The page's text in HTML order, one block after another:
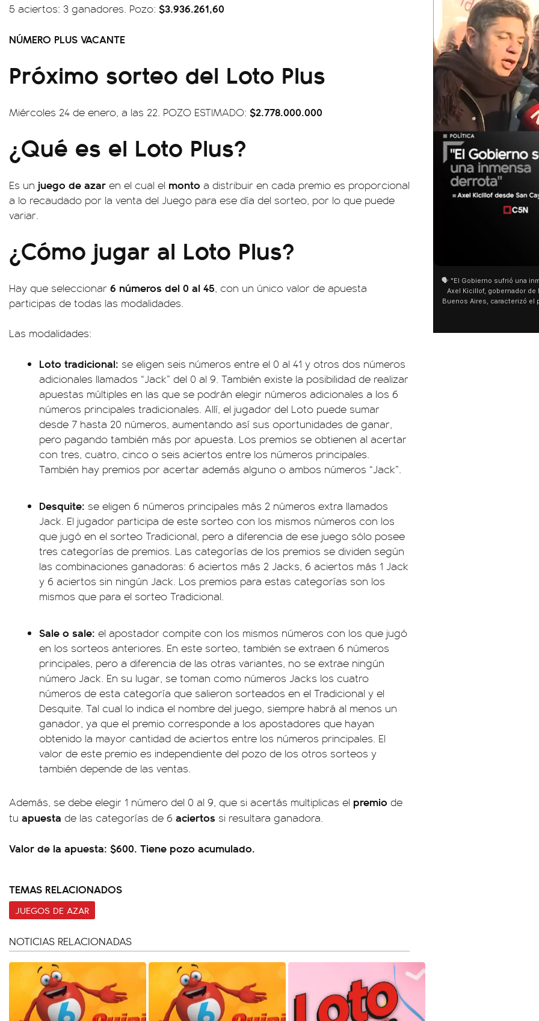
5 aciertos: 3 ganadores. Pozo: $3.936.261,60
NÚMERO PLUS VACANTE
Próximo sorteo del Loto Plus
Miércoles 24 de enero, a las 22. POZO ESTIMADO: $2.778.000.000
¿Qué es el Loto Plus?
Es un juego de azar en el cual el monto a distribuir en cada premio es proporcional
a lo recaudado por la venta del Juego para ese día del sorteo, por lo que puede
variar.
¿Cómo jugar al Loto Plus?
Hay que seleccionar 6 números del 0 al 45, con un único valor de apuesta
participas de todas las modalidades.
Las modalidades:
Loto tradicional: se eligen seis números entre el 0 al 41 y otros dos números
adicionales llamados “Jack” del 0 al 9. También existe la posibilidad de realizar
apuestas múltiples en las que se podrán elegir números adicionales a los 6
números principales tradicionales. Allí, el jugador del Loto puede sumar
desde 7 hasta 20 números, aumentando así sus oportunidades de ganar,
pero pagando también más por apuesta. Los premios se obtienen al acertar
con tres, cuatro, cinco o seis aciertos entre los números principales.
También hay premios por acertar además alguno o ambos números “Jack”.
Desquite: se eligen 6 números principales más 2 números extra llamados
Jack. El jugador participa de este sorteo con los mismos números con los
que jugó en el sorteo Tradicional, pero a diferencia de ese juego sólo posee
tres categorías de premios. Las categorías de los premios se dividen según
las combinaciones ganadoras: 6 aciertos más 2 Jacks, 6 aciertos más 1 Jack
y 6 aciertos sin ningún Jack. Los premios para estas categorías son los
mismos que para el sorteo Tradicional.
Sale o sale: el apostador compite con los mismos números con los que jugó
en los sorteos anteriores. En este sorteo, también se extraen 6 números
principales, pero a diferencia de las otras variantes, no se extrae ningún
número Jack. En su lugar, se toman como números Jacks los cuatro
números de esta categoría que salieron sorteados en el Tradicional y el
Desquite. Tal cual lo indica el nombre del juego, siempre habrá al menos un
ganador, ya que el premio corresponde a los apostadores que hayan
obtenido la mayor cantidad de aciertos entre los números principales. El
valor de este premio es independiente del pozo de los otros sorteos y
también depende de las ventas.
Además, se debe elegir 1 número del 0 al 9, que si acertás multiplicas el premio de
tu apuesta de las categorías de 6 aciertos si resultara ganadora.
Valor de la apuesta: $600. Tiene pozo acumulado.
TEMAS RELACIONADOS
JUEGOS DE AZAR
NOTICIAS RELACIONADAS
🗣️ "El Gobierno sufrió una
Axel Kicillof, gobernador de
Buenos Aires, caracterizó el
como "una lista sábana con
y destacó "la movilización